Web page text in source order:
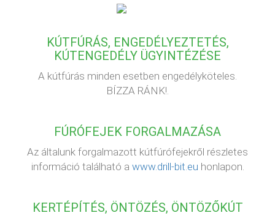
KÚTFÚRÁS, ENGEDÉLYEZTETÉS,
KÚTENGEDÉLY ÜGYINTÉZÉSE
A kútfúrás minden esetben engedélyköteles.
BÍZZA RÁNK!.
FÚRÓFEJEK FORGALMAZÁSA
Az általunk forgalmazott kútfúrófejekről részletes
információ található a www.drill-bit.eu honlapon.
KERTÉPÍTÉS, ÖNTÖZÉS, ÖNTÖZŐKÚT